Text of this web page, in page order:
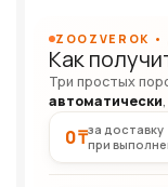
ZOOZVEROK
Как
Три простых
автоматически
0 ₸за доставку
при